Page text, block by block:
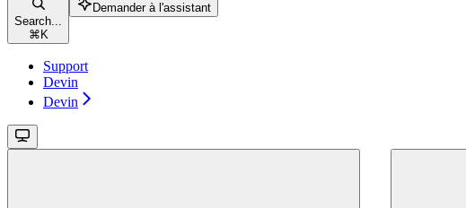
Search...
⌘ K
Demander à l'assistant
Support
Devin
Devin